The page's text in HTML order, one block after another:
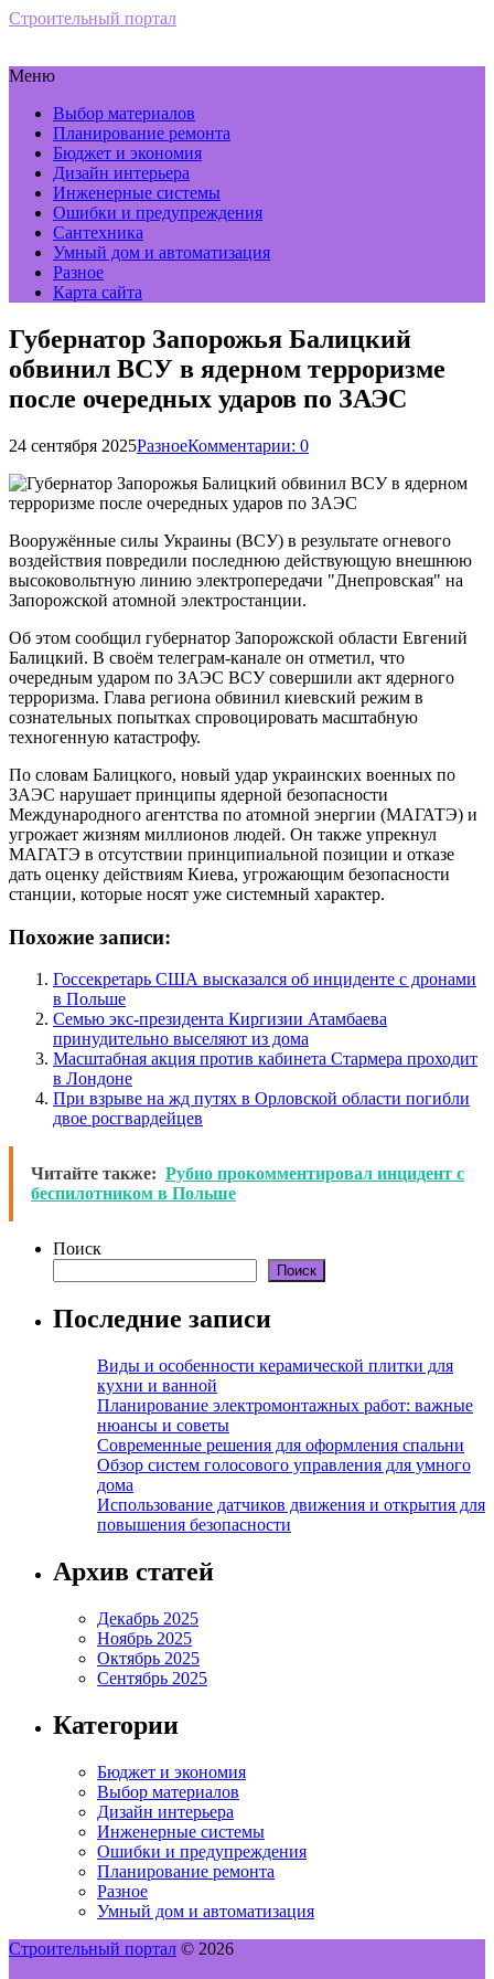
Строительный портал
Меню
Выбор материалов
Планирование ремонта
Бюджет и экономия
Дизайн интерьера
Инженерные системы
Ошибки и предупреждения
Сантехника
Умный дом и автоматизация
Разное
Карта сайта
Губернатор Запорожья Балицкий
обвинил ВСУ в ядерном терроризме
после очередных ударов по ЗАЭС
24 сентября 2025РазноеКомментарии: 0
Вооружённые силы Украины (ВСУ) в результате огневого
воздействия повредили последнюю действующую внешнюю
высоковольтную линию электропередачи "Днепровская" на
Запорожской атомной электростанции.
Об этом сообщил губернатор Запорожской области Евгений
Балицкий. В своём телеграм-канале он отметил, что
очередным ударом по ЗАЭС ВСУ совершили акт ядерного
терроризма. Глава региона обвинил киевский режим в
сознательных попытках спровоцировать масштабную
техногенную катастрофу.
По словам Балицкого, новый удар украинских военных по
ЗАЭС нарушает принципы ядерной безопасности
Международного агентства по атомной энергии (МАГАТЭ) и
угрожает жизням миллионов людей. Он также упрекнул
МАГАТЭ в отсутствии принципиальной позиции и отказе
дать оценку действиям Киева, угрожающим безопасности
станции, которые носят уже системный характер.
Похожие записи:
Госсекретарь США высказался об инциденте с дронами
в Польше
Семью экс-президента Киргизии Атамбаева
принудительно выселяют из дома
Масштабная акция против кабинета Стармера проходит
в Лондоне
При взрыве на жд путях в Орловской области погибли
двое росгвардейцев
Читайте также: Рубио прокомментировал инцидент с
беспилотником в Польше
Поиск
Поиск
Последние записи
Виды и особенности керамической плитки для
кухни и ванной
Планирование электромонтажных работ: важные
нюансы и советы
Современные решения для оформления спальни
Обзор систем голосового управления для умного
дома
Использование датчиков движения и открытия для
повышения безопасности
Архив статей
Декабрь 2025
Ноябрь 2025
Октябрь 2025
Сентябрь 2025
Категории
Бюджет и экономия
Выбор материалов
Дизайн интерьера
Инженерные системы
Ошибки и предупреждения
Планирование ремонта
Разное
Умный дом и автоматизация
Строительный портал © 2026